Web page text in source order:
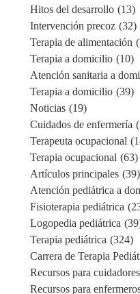
Hitos del desarrollo (13)
Intervención precoz (32)
Terapia de alimentación
Terapia a domicilio (10)
Atención sanitaria a
Terapia a domicilio (39)
Noticias (19)
Cuidados de enfermería
Terapeuta ocupacional
Terapia ocupacional (63)
Artículos principales (39)
Atención pediátrica a
Fisioterapia pediátrica
Logopedia pediátrica
Terapia pediátrica (324)
Carrera de Terapia
Recursos para cuidadores
Recursos para